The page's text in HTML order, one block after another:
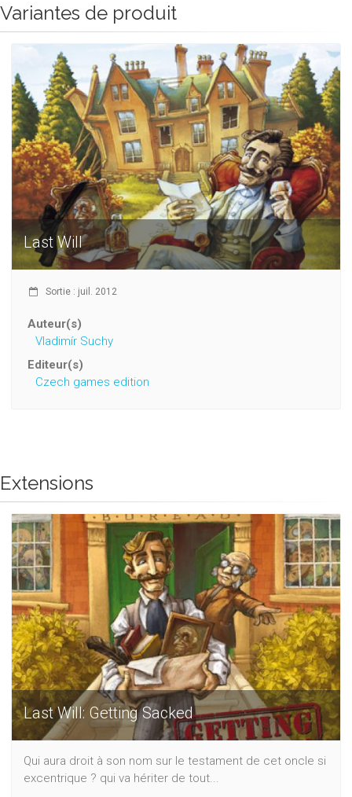
Variantes de produit
Last Will
Sortie : juil. 2012
Auteur(s)
Vladimír Suchy
Editeur(s)
Czech games edition
Extensions
Last Will: Getting Sacked
Qui aura droit à son nom sur le testament de cet oncle si
excentrique ? qui va hériter de tout...